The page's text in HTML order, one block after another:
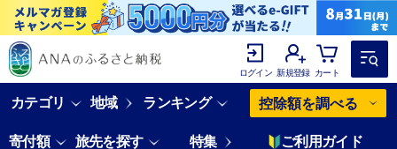
ログイン 新規登録 カート
カテゴリ 地域 ランキング 控除額を調べる
寄付額 旅先を探す 特集 ご利用ガイド